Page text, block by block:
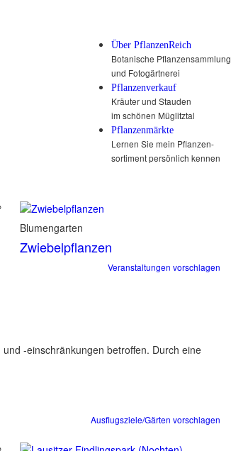
Über PflanzenReich
Botanische Pflanzensammlung
und Fotogärtnerei
Pflanzenverkauf
Kräuter und Stauden
im schönen Müglitztal
Pflanzenmärkte
Lernen Sie mein Pflanzen-
sortiment persönlich kennen
Blumengarten
Zwiebelpflanzen
Veranstaltungen vorschlagen
-einschränkungen betroffen. Durch eine
Ausflugsziele/Gärten vorschlagen